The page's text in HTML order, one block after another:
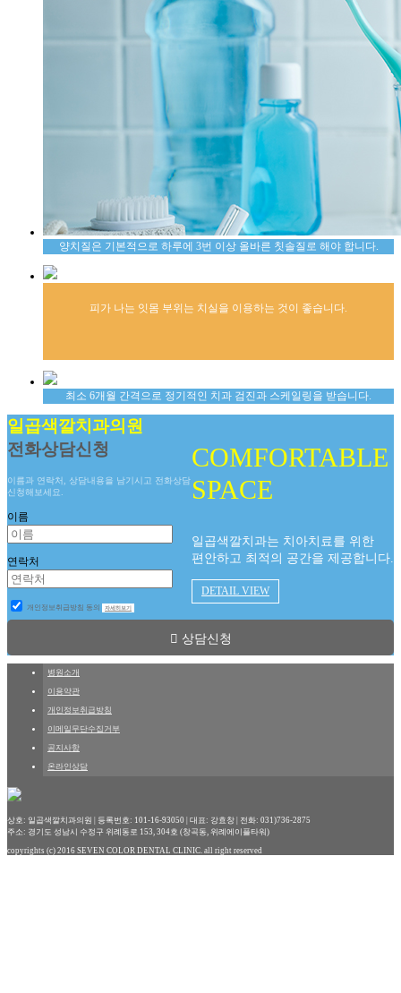
양치질은 기본적으로 하루에 3번 이상 올바른 칫솔질로 해야 합니다.
피가 나는 잇몸 부위는 치실을 이용하는 것이 좋습니다.
최소 6개월 간격으로 정기적인 치과 검진과 스케일링을 받습니다.
COMFORTABLE
SPACE
일곱색깔치과는 치아치료를 위한
편안하고 최적의 공간을 제공합니다.
DETAIL VIEW
일곱색깔치과의원
전화상담신청
이름과 연락처, 상담내용을 남기시고 전화상담
신청해보세요.
이름
연락처
개인정보취급방침 동의 자세히보기
상담신청
병원소개
이용약관
개인정보취급방침
이메일무단수집거부
공지사항
온라인상담
상호: 일곱색깔치과의원 | 등록번호: 101-16-93050 | 대표: 강효창 | 전화: 031)736-2875
주소: 경기도 성남시 수정구 위례동로 153, 304호 (창곡동, 위례에이플타워)
copyrights (c) 2016 SEVEN COLOR DENTAL CLINIC. all right reserved